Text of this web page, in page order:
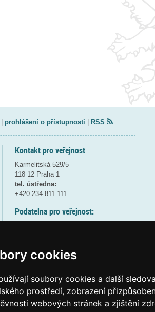
cookies
soubory cookies a další
prostředí, zobrazení
webových stránek a zjištění
prohlášení o přístupnosti RSS
Kontakt pro veřejnost
Karmelitská 529/5
118 12 Praha 1
tel. ústředna:
+420 234 811 111
Podatelna pro veřejnost:
(více informací
Elektronická podatelna:
posta@msmtgov cz